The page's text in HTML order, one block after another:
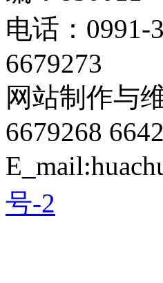
电话：0991-
6679273
网站制作与
6679268
号-2